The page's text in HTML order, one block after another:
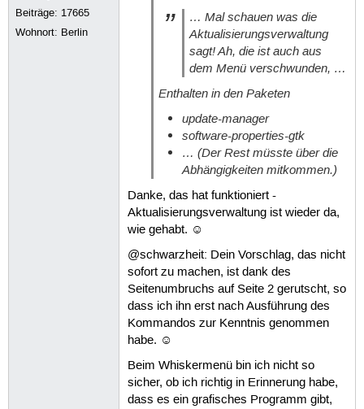
Beiträge: 17665
Wohnort: Berlin
… Mal schauen was die
Aktualisierungsverwaltung
sagt! Ah, die ist auch aus
dem Menü verschwunden, …
Enthalten in den Paketen
update-manager
software-properties-gtk
… (Der Rest müsste über die
Abhängigkeiten mitkommen.)
Danke, das hat funktioniert -
Aktualisierungsverwaltung ist wieder da,
wie gehabt. ☺
@schwarzheit: Dein Vorschlag, das nicht
sofort zu machen, ist dank des
Seitenumbruchs auf Seite 2 gerutscht, so
dass ich ihn erst nach Ausführung des
Kommandos zur Kenntnis genommen
habe. ☺
Beim Whiskermenü bin ich nicht so
sicher, ob ich richtig in Erinnerung habe,
dass es ein grafisches Programm gibt,